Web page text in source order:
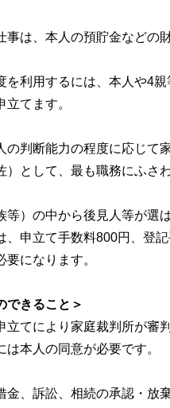
事は、本人の預貯金などの
を利用するには、本人や4
立てます。
の判断能力の程度に応じて
）として、最も職務にふさ
等）の中から後見人等が選
、申立て手数料800円、登
要になります。
できること＞
立てにより家庭裁判所が審
は本人の同意が必要です。
金、訴訟、相続の承認・放